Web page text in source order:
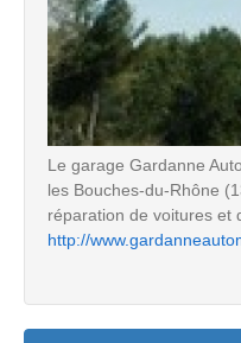
Le garage Gardanne
les Bouches-du-Rhône
réparation de voitures et
http://